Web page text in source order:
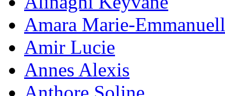
Amara Marie-
Amir Lucie
Annes Alexis